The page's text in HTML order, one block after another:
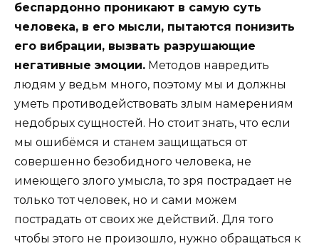
беспардонно проникают в самую суть
человека, в его мысли, пытаются понизить
его вибрации, вызвать разрушающие
негативные эмоции. Методов навредить
людям у ведьм много, поэтому мы и должны
уметь противодействовать злым намерениям
недобрых сущностей. Но стоит знать, что если
мы ошибёмся и станем защищаться от
совершенно безобидного человека, не
имеющего злого умысла, то зря пострадает не
только тот человек, но и сами можем
пострадать от своих же действий. Для того
чтобы этого не произошло, нужно обращаться к